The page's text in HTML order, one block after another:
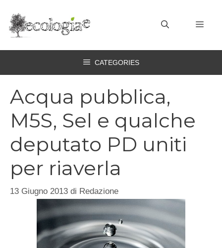
contenuto
CATEGORIES
Acqua pubblica,
M5S, Sel e qualche
deputato PD uniti
per riaverla
13 Giugno 2013 di Redazione